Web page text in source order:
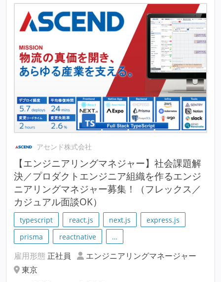
アセンド株式会社
【エンジニアリングマネジャー】社会課題解
決／プロダクトエンジニア組織を作るエンジ
ニアリングマネジャー募集！（フレックス／
カジュアル面談OK）
typescript react.js next.js
express.js
prisma
reactnative …
雇用形態 正社員
エンジニアリングマネージャー
東京